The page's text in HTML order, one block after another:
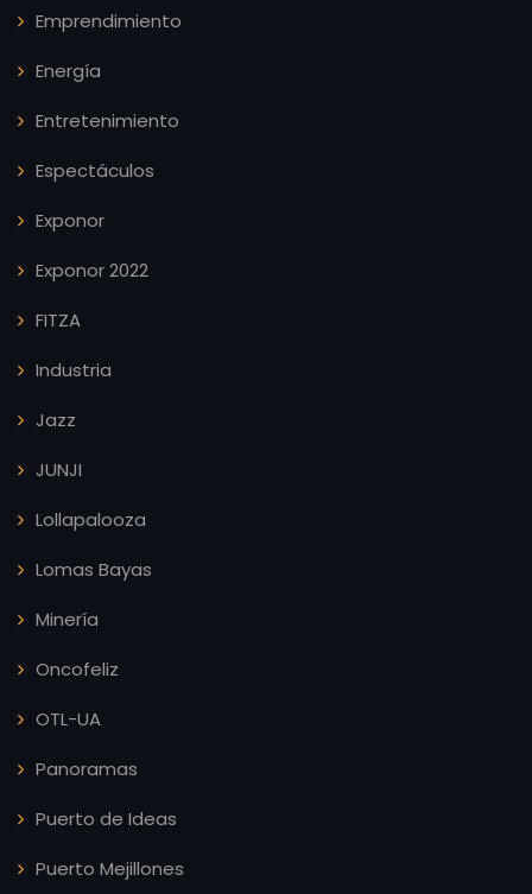
Emprendimiento
Energía
Entretenimiento
Espectáculos
Exponor
Exponor 2022
FITZA
Industria
Jazz
JUNJI
Lollapalooza
Lomas Bayas
Minería
Oncofeliz
OTL-UA
Panoramas
Puerto de Ideas
Puerto Mejillones